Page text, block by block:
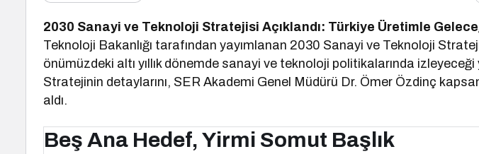
2030 Sanayi ve Teknoloji Stratejisi Açıklandı: Türkiye Üretimle
Teknoloji Bakanlığı tarafından yayımlanan 2030 Sanayi ve Teknoloji
önümüzdeki altı yıllık dönemde sanayi ve teknoloji politikalarında izleyeceği
Stratejinin detaylarını, SER Akademi Genel Müdürü Dr. Ömer Özdinç
aldı.
Beş Ana Hedef, Yirmi Somut Başlık